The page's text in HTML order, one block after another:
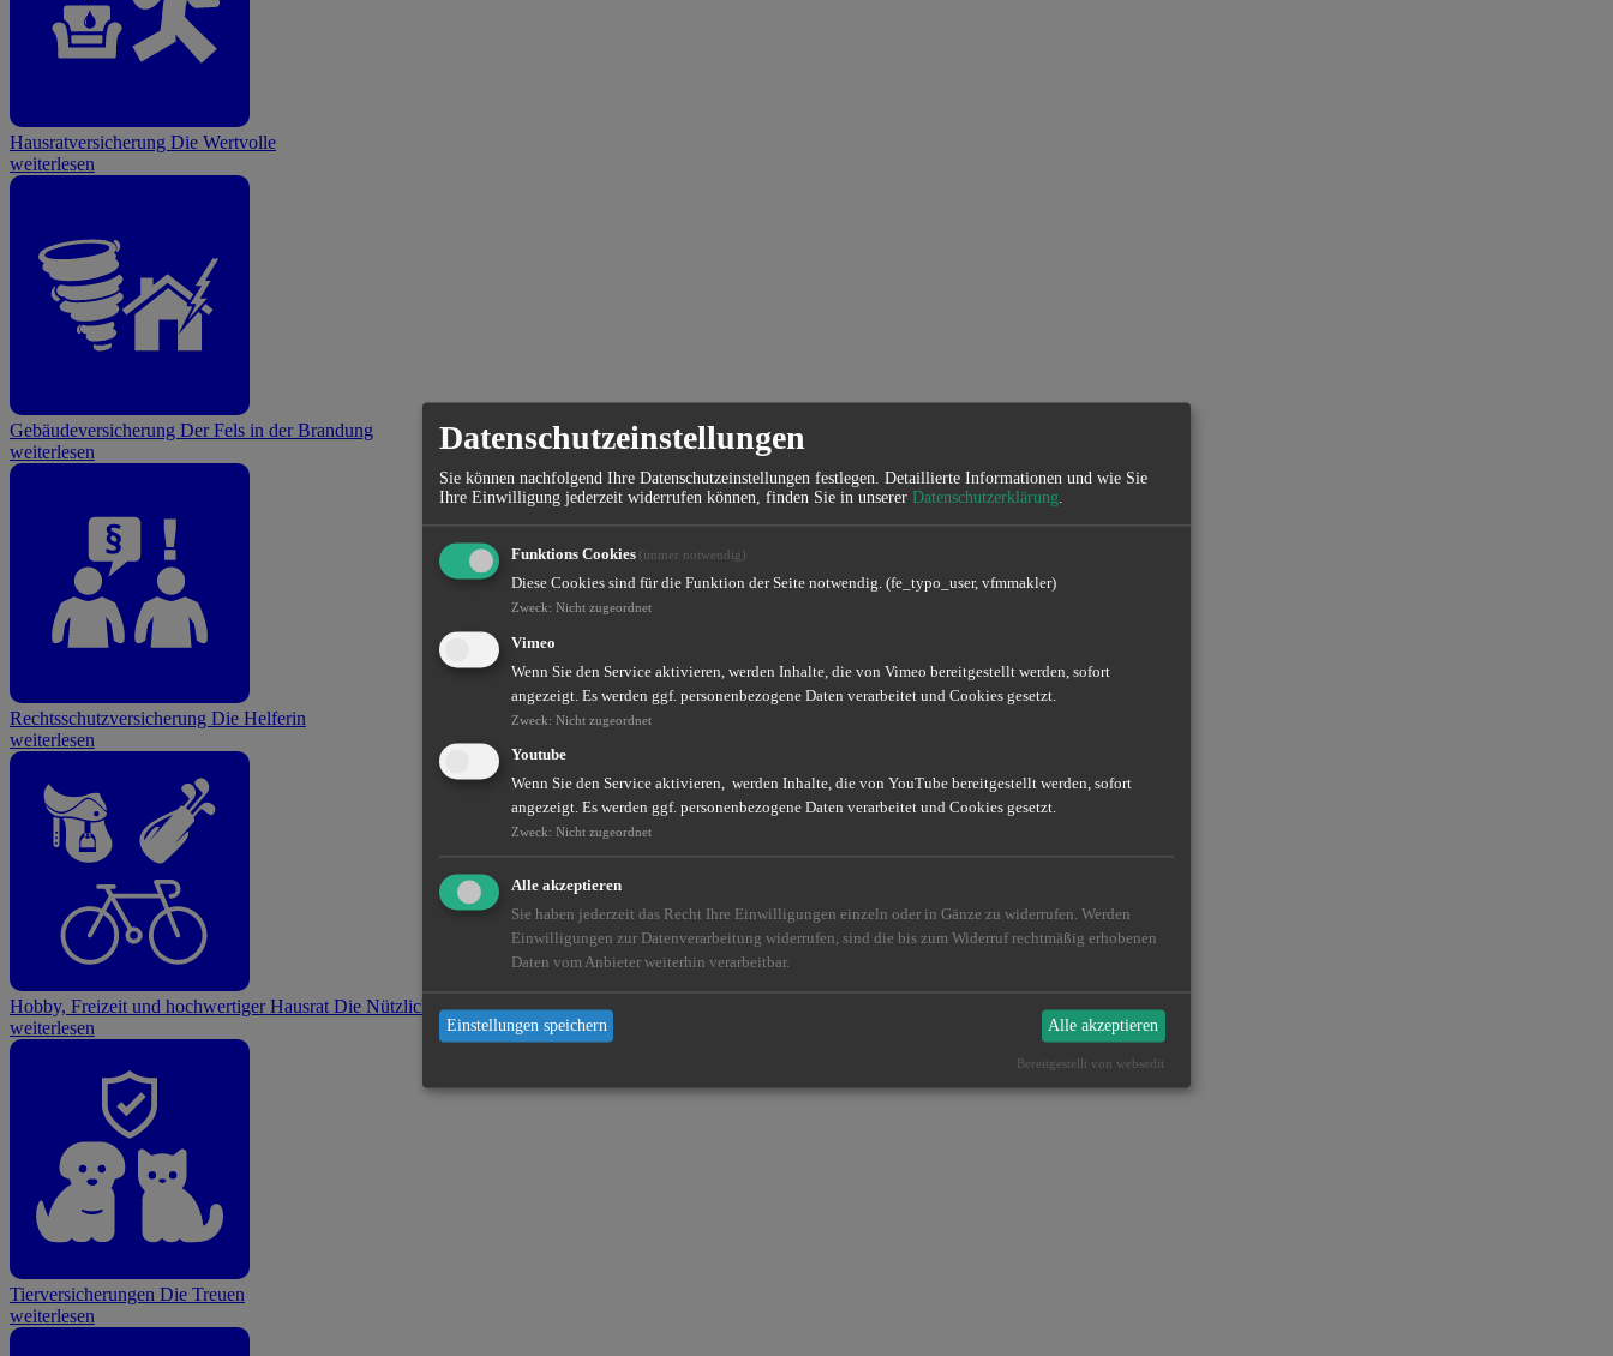
Hausratversicherung Die Wertvolle
weiterlesen
Gebäudeversicherung Der Fels in der Brandung
weiterlesen
Rechtsschutzversicherung Die Helferin
weiterlesen
Hobby, Freizeit und hochwertiger Hausrat Die Nützlichen
weiterlesen
Tierversicherungen Die Treuen
weiterlesen
Datenschutzeinstellungen
Sie können nachfolgend Ihre Datenschutzeinstellungen festlegen. Detaillierte Informationen und wie Sie
Ihre Einwilligung jederzeit widerrufen können, finden Sie in unserer Datenschutzerklärung.
Funktions Cookies (immer notwendig)
Diese Cookies sind für die Funktion der Seite notwendig. (fe_typo_user, vfmmakler)
Zweck: Nicht zugeordnet
Vimeo
Wenn Sie den Service aktivieren, werden Inhalte, die von Vimeo bereitgestellt werden, sofort
angezeigt. Es werden ggf. personenbezogene Daten verarbeitet und Cookies gesetzt.
Zweck: Nicht zugeordnet
Youtube
Wenn Sie den Service aktivieren, werden Inhalte, die von YouTube bereitgestellt werden, sofort
angezeigt. Es werden ggf. personenbezogene Daten verarbeitet und Cookies gesetzt.
Zweck: Nicht zugeordnet
Alle akzeptieren
Sie haben jederzeit das Recht Ihre Einwilligungen einzeln oder in Gänze zu widerrufen. Werden
Einwilligungen zur Datenverarbeitung widerrufen, sind die bis zum Widerruf rechtmäßig erhobenen
Daten vom Anbieter weiterhin verarbeitbar.
Einstellungen speichern Alle akzeptieren
Bereitgestellt von websedit